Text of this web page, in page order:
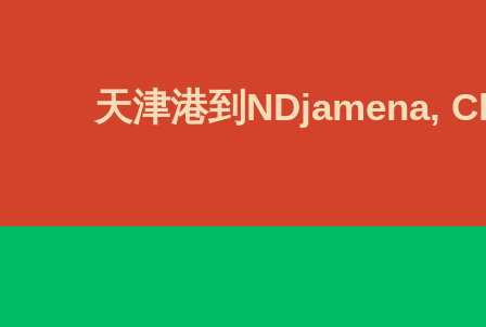
天津港到NDjamena,